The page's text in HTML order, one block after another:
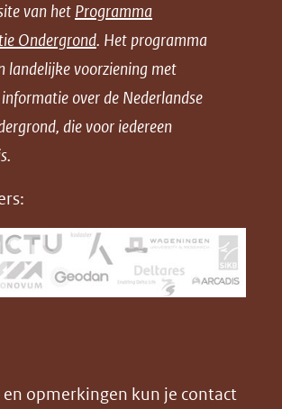
n
o
p
L
i
e
d
I
n
venster)
n
o
p
X
(opent
(verwijst
een
l
o
a
d
P
van het Programma
Ondergrond. Het programma
landelijke voorziening met
over de Nederlandse
die voor iedereen
opmerkingen kun je contact